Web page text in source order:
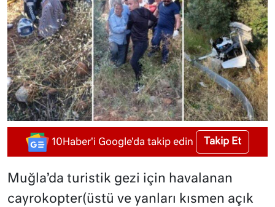
10Haber'i Google'da takip edin Takip Et
Muğla’da turistik gezi için havalanan
cayrokopter(üstü ve yanları kısmen açık